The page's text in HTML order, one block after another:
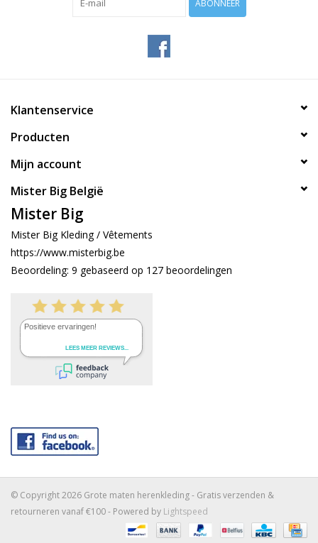
ABONNEER
Klantenservice
Producten
Mijn account
Mister Big België
Mister Big
Mister Big Kleding / Vêtements
https://www.misterbig.be
Beoordeling: 9 gebaseerd op 127 beoordelingen
© Copyright 2026 Grote maten herenkleding - Gratis verzenden &
retourneren vanaf €100 - Powered by Lightspeed